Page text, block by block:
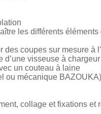
les différents
coupes sur mesure à
d’une visseuse à chargeur
un couteau à laine
ou mécanique BAZOUKA)
collage et fixations et